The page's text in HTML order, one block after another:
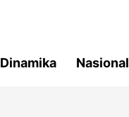
Dinamika Nasional